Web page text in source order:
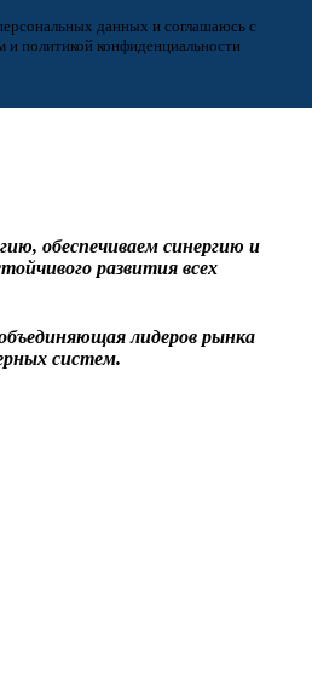
данных и соглашаюсь с
и политикой конфиденциальности
обеспечиваем синергию и
развития всех
лидеров рынка
систем.